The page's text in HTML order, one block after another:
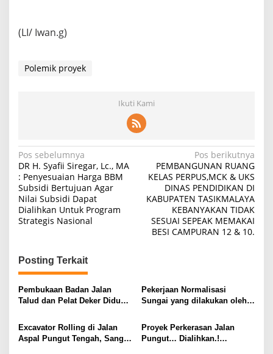
(LI/ Iwan.g)
Polemik proyek
Ikuti Kami
Navigasi
pos
Pos sebelumnya
DR H. Syafii Siregar, Lc., MA
: Penyesuaian Harga BBM
Subsidi Bertujuan Agar
Nilai Subsidi Dapat
Dialihkan Untuk Program
Strategis Nasional
Pos berikutnya
PEMBANGUNAN RUANG
KELAS PERPUS,MCK & UKS
DINAS PENDIDIKAN DI
KABUPATEN TASIKMALAYA
KEBANYAKAN TIDAK
SESUAI SEPEAK MEMAKAI
BESI CAMPURAN 12 & 10.
Posting Terkait
Pembukaan Badan Jalan
Talud dan Pelat Deker Diduga
Pekerjaan Normalisasi
Sungai yang dilakukan oleh
Sungai Penuh Harus di
Proses dengan Hukum
Excavator Rolling di Jalan
Aspal Pungut Tengah, Sangsi
Proyek Perkerasan Jalan
Pungut… Dialihkan.!